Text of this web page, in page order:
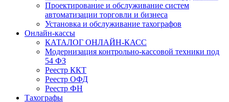
Проектирование и обслуживание систем
автоматизации торговли и бизнеса
Установка и обслуживание тахографов
Онлайн-кассы
КАТАЛОГ ОНЛАЙН-КАСС
Модернизация контрольно-кассовой техники под
54 ФЗ
Реестр ККТ
Реестр ОФД
Реестр ФН
Тахографы